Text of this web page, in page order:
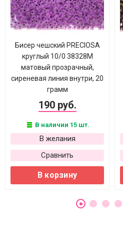
Бисер чешский PRECIOSA
круглый 10/0 38328М
матовый прозрачный,
сиреневая линия внутри, 20
грамм
190 руб.
В наличии 15 шт.
В желания
Сравнить
В корзину